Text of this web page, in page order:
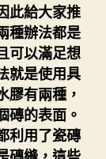
此給大家推
種辦法都是
可以滿足想
就是使用具
膠有兩種，
磚的表面。
利用了瓷磚